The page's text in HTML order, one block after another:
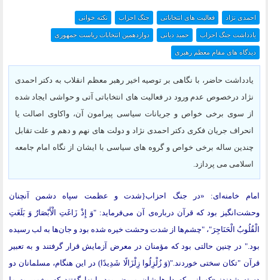
احمدی نژاد فعالیت های انتخاباتی جنگ احزاب نکته خوانی
دیدگاه های مقام معظم رهبری
دوازدهمین انتخابات ریاست جمهوری حمید دیانی یادداشت جنگ احزاب
یادداشت حاضر، با نگاهی بر توصیه اخیر رهبر معظم انقلاب به دکتر احمدی
نژاد درخصوص عدم ورود در فعالیت های انتخاباتی آتی و حواشی ایجاد شده
از سوی برخی خواص و جریانات سیاسی پیرامون آن، واکاوی اصالت یا
انحراف جریان فکری دکتر احمدی نژاد و دولت های نهم و دهم و علت تقابل
چندین ساله برخی خواص و گروه های سیاسی با ایشان از نگاه امام جامعه
اسلامی می پردازد.
امام خامنه‌ای: «در جنگ احزاب{شدت و عظمت سپاه دشمن آنچنان
وحشت‌انگیز بود که قرآن درباره‌ی آن می‌فرماید: "وَ إِذْ زَاغَتِ الْأَبْصَارُ وَ بَلَغَتِ
الْقُلُوبُ الْحَنَاجِرَ"، "چشم‌ها از شدت وحشت خیره شده بود و جان‌ها به لب رسیده
بود." در چنین حالتی بود که مؤمنان در معرض آزمایش قرار گرفتند و به تعبیر
قرآن "تکان سختی خوردند."(وَ زُلْزِلُوا زِلْزَالًا شَدِیدًا) در این هنگام، مسلمانان دو